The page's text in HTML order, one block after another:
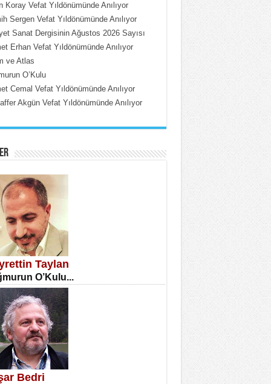
ÇOBAN
Put Dışardaki Maskeler...
ÜMİT ÇETİNKAYA
DİLEK ARSLAN
Günü Mahkemesi...
Koray Vefat Yıldönümünde Anılıyor
Sergen Vefat Yıldönümünde Anılıyor
Sanat Dergisinin Ağustos 2026 Sayısı
Erhan Vefat Yıldönümünde Anılıyor
ve Atlas
O’Kulu
Cemal Vefat Yıldönümünde Anılıyor
Akgün Vefat Yıldönümünde Anılıyor
Taylan
O’Kulu...
Bedri